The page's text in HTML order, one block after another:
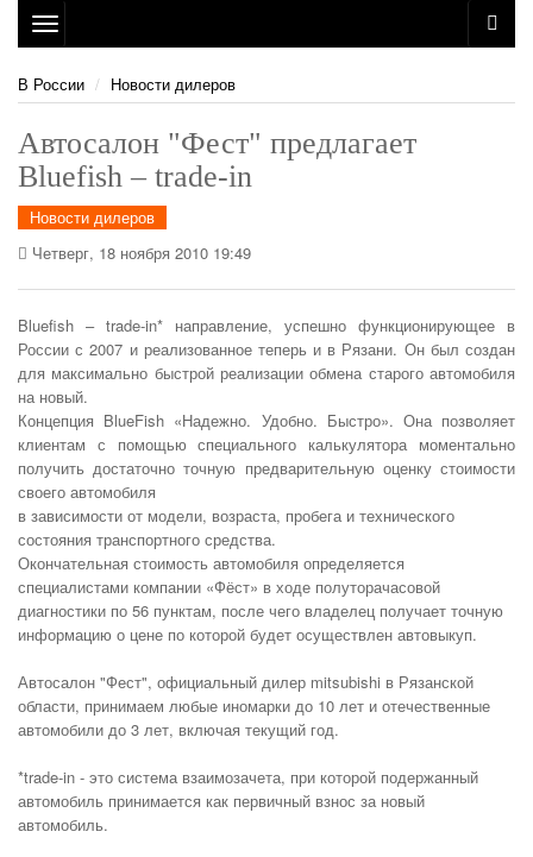
Toggle
navigation
В России
Новости дилеров
Автосалон "Фест" предлагает
Bluefish – trade-in
Новости дилеров
Четверг, 18 ноября 2010 19:49
Bluefish – trade-in* направление, успешно функционирующее в
России с 2007 и реализованное теперь и в Рязани. Он был создан
для максимально быстрой реализации обмена старого автомобиля
на новый.
Концепция BlueFish «Надежно. Удобно. Быстро». Она позволяет
клиентам с помощью специального калькулятора моментально
получить достаточно точную предварительную оценку стоимости
своего автомобиля
в зависимости от модели, возраста, пробега и технического
состояния транспортного средства.
Окончательная стоимость автомобиля определяется
специалистами компании «Фёст» в ходе полуторачасовой
диагностики по 56 пунктам, после чего владелец получает точную
информацию о цене по которой будет осуществлен автовыкуп.
Автосалон "Фест", официальный дилер mitsubishi в Рязанской
области, принимаем любые иномарки до 10 лет и отечественные
автомобили до 3 лет, включая текущий год.
*trade-in - это система взаимозачета, при которой подержанный
автомобиль принимается как первичный взнос за новый
автомобиль.